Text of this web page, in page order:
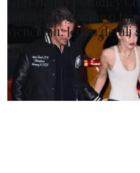
potaknuli glasine o
vjenčanju: Jedan detalj
zapeo za oko